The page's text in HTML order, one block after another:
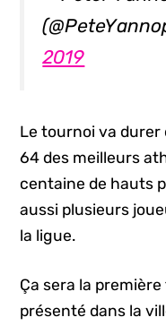
2019
Le tournoi va durer
64 des meilleurs
centaine de hauts
aussi plusieurs
la ligue.
Ça sera la
présenté dans la